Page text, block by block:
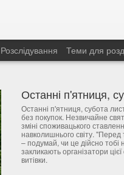
Розслідування Теми для
Останні п'ятниця, субота
без покупок. Незвичайне
зміні споживацького
навколишнього світу.
– подумай, чи це дійсно тобі
закликають організатори
витівки.